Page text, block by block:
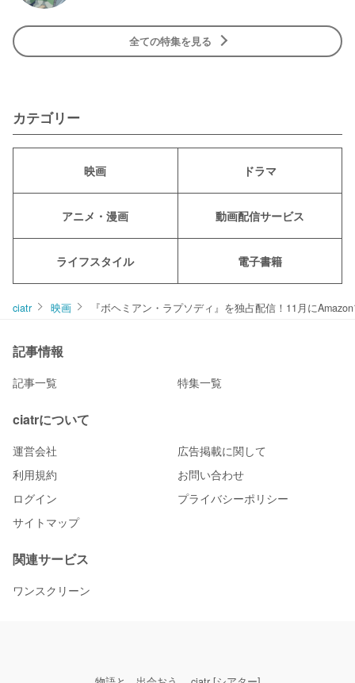
全ての特集を見る
カテゴリー
映画 ドラマ
アニメ・漫画 動画配信サービス
ライフスタイル 電子書籍
ciatr 映画 『ボヘミアン・ラプソディ』を独占配信！11月に
記事情報
記事一覧 特集一覧
ciatrについて
運営会社
広告掲載に関して
利用規約
お問い合わせ
ログイン
プライバシーポリシー
サイトマップ
関連サービス
ワンスクリーン